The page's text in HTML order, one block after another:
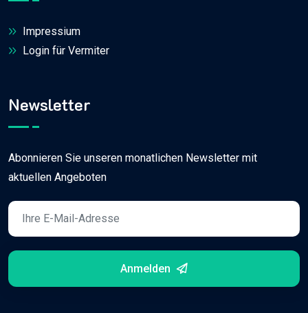
Impressium
Login für Vermiter
Newsletter
Abonnieren Sie unseren monatlichen Newsletter mit
aktuellen Angeboten
Anmelden